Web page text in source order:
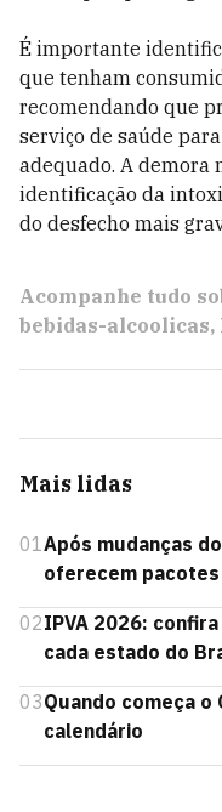
É importante
que tenham
recomendando que
serviço de saúde
adequado. A demora
identificação da
do desfecho mais
Acompanhe tudo
bebidas-alcoolicas
Mais lidas
01Após mudanças
oferecem pacotes
02IPVA 2026:
cada estado do
03Quando começa o
calendário